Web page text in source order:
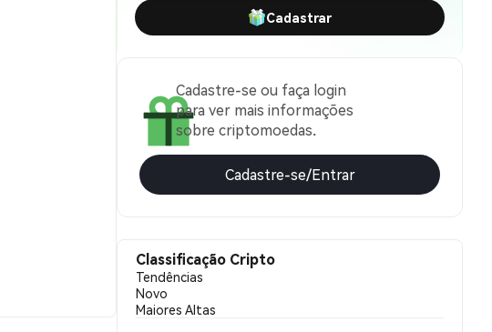
Cadastrar
Cadastre-se ou faça login
para ver mais informações
sobre criptomoedas.
Cadastre-se/Entrar
Classificação Cripto
Tendências
Novo
Maiores Altas